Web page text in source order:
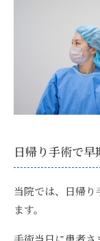
日帰り手術で
当院では、日帰
ます。